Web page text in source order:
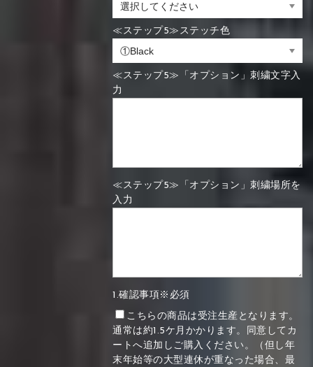
≪ステップ5≫ステッチ色
≪ステップ5≫「オプション」刺繍文字入
力
≪ステップ5≫「オプション」刺繍場所を
入力
1.確認事項※必須
こちらの商品は受注生産となります。
通常は約1.5ケ月かかります。同意してカ
ートへ追加しご購入ください。（但し年
末年始等の大型連休が重なった場合、最